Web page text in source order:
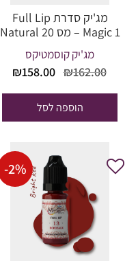
מג'יק סדרת Full Lip
Magic 1 – מס 20 Natural
מג'יק קוסמטיקס
₪162.00
המחיר
היה:
₪162.00.
₪158.00
הוספה לסל
-2%